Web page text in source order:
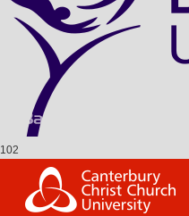
102